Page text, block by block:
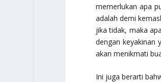
memerlukan apa
adalah demi
jika tidak, maka
dengan keyakinan
akan menikmati
Ini juga berarti